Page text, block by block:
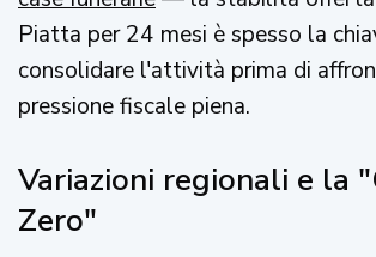
Piatta per 24 mesi è spesso la
consolidare l'attività prima di
pressione fiscale piena.
Variazioni regionali e la
Zero"